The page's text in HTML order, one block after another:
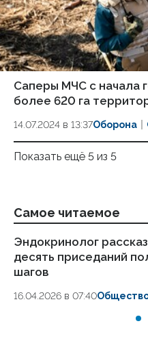
Саперы МЧС с начала
более 620 га
14.07.2024 в 13:37Оборона
Показать ещё 5 из 5
Самое читаемое
Эндокринолог
десять приседаний
шагов
16.04.2026 в 07:40